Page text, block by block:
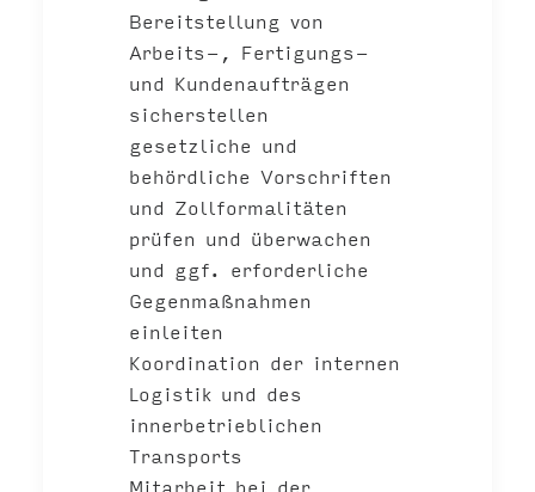
Bereitstellung von
Arbeits-, Fertigungs-
und Kundenaufträgen
sicherstellen
gesetzliche und
behördliche Vorschriften
und Zollformalitäten
prüfen und überwachen
und ggf. erforderliche
Gegenmaßnahmen
einleiten
Koordination der internen
Logistik und des
innerbetrieblichen
Transports